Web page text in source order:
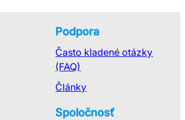
Podpora
Často kladené otázky
(FAQ)
Články
Spoločnosť